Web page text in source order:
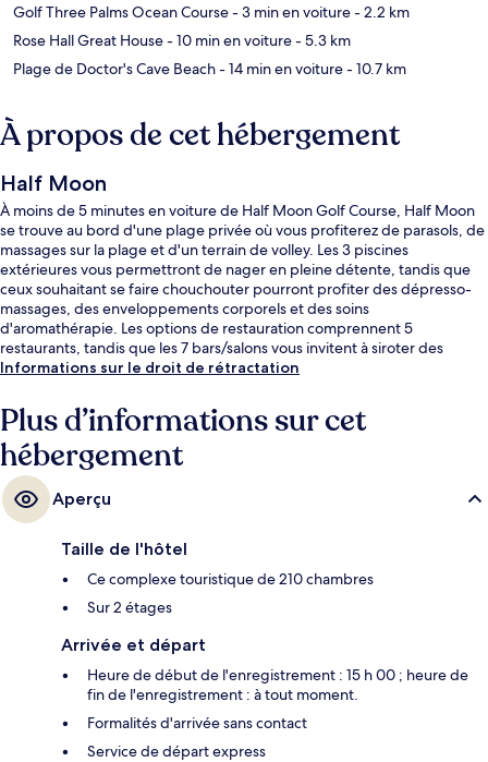
Golf Three Palms Ocean Course- 3 min en voiture- 2.2 km
Rose Hall Great House- 10 min en voiture- 5.3 km
Plage de Doctor's Cave Beach- 14 min en voiture- 10.7 km
À propos de cet hébergement
Half Moon
À moins de 5 minutes en voiture de Half Moon Golf Course, Half Moon
se trouve au bord d'une plage privée où vous profiterez de parasols, de
massages sur la plage et d'un terrain de volley. Les 3 piscines
extérieures vous permettront de nager en pleine détente, tandis que
ceux souhaitant se faire chouchouter pourront profiter des dépresso-
massages, des enveloppements corporels et des soins
d'aromathérapie. Les options de restauration comprennent 5
restaurants, tandis que les 7 bars/salons vous invitent à siroter des
boissons rafraîchissantes. Ce complexe touristique de luxe vous fait
de fitness. Le personnel attentionné et la présentation générale
remportent un franc succès auprès des autres voyageurs.
Informations sur le droit de rétractation
Plus d’informations sur cet
hébergement
Aperçu
Taille de l'hôtel
Ce complexe touristique de 210 chambres
Sur 2 étages
Arrivée et départ
Heure de début de l'enregistrement : 15 h 00 ; heure de
fin de l'enregistrement : à tout moment.
Formalités d'arrivée sans contact
Service de départ express